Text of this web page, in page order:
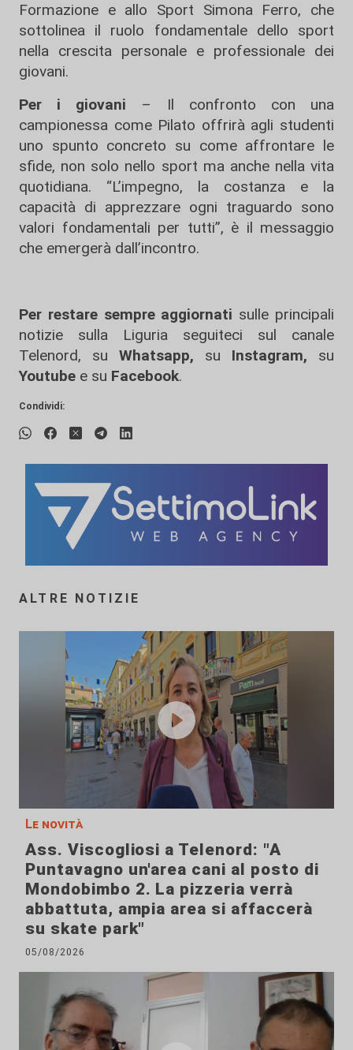
Formazione e allo Sport Simona Ferro, che
sottolinea il ruolo fondamentale dello sport
nella crescita personale e professionale dei
giovani.
Per i giovani – Il confronto con una
campionessa come Pilato offrirà agli studenti
uno spunto concreto su come affrontare le
sfide, non solo nello sport ma anche nella vita
quotidiana. “L’impegno, la costanza e la
capacità di apprezzare ogni traguardo sono
valori fondamentali per tutti”, è il messaggio
che emergerà dall’incontro.
Per restare sempre aggiornati sulle principali
notizie sulla Liguria seguiteci sul canale
Telenord, su
Whatsapp, su Instagram, su
Youtube e su Facebook.
Condividi:
ALTRE NOTIZIE
Le novità
Ass. Viscogliosi a Telenord: "A
Puntavagno un'area cani al posto di
Mondobimbo 2. La pizzeria verrà
abbattuta, ampia area si affaccerà
su skate park"
05/08/2026